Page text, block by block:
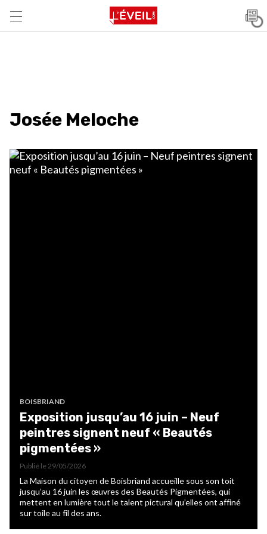
Josée Meloche
BOISBRIAND
Exposition jusqu’au 16 juin – Neuf
peintres signent neuf « Beautés
pigmentées »
Publié le 29/05/2026
La Maison du citoyen de Boisbriand accueille sous son toit
jusqu’au 16 juin les œuvres des Beautés Pigmentées, qui
mettent en lumière tout le talent pictural qu’elles ont affiné
sur toile au fil des ans.